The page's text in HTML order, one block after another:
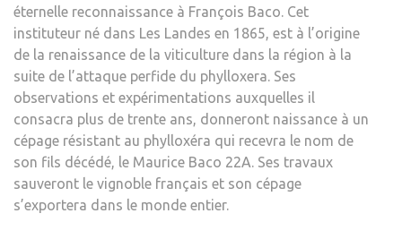
éternelle reconnaissance à François Baco. Cet
instituteur né dans Les Landes en 1865, est à l’origine
de la renaissance de la viticulture dans la région à la
suite de l’attaque perfide du phylloxera. Ses
observations et expérimentations auxquelles il
consacra plus de trente ans, donneront naissance à un
cépage résistant au phylloxéra qui recevra le nom de
son fils décédé, le Maurice Baco 22A. Ses travaux
sauveront le vignoble français et son cépage
s’exportera dans le monde entier.